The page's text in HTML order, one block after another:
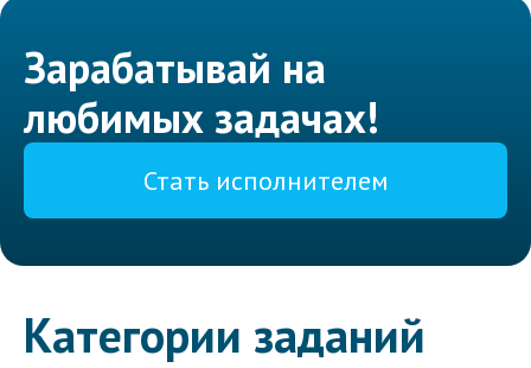
Зарабатывай на
любимых задачах!
Стать исполнителем
Категории заданий